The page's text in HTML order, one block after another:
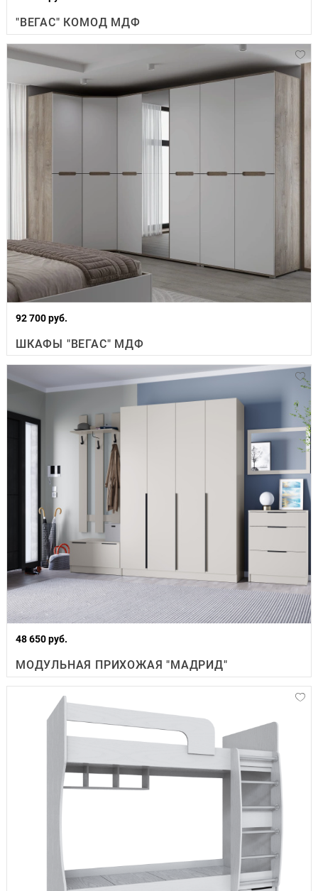
"ВЕГАС" КОМОД МДФ
92 700 руб.
ШКАФЫ "ВЕГАС" МДФ
48 650 руб.
МОДУЛЬНАЯ ПРИХОЖАЯ "МАДРИД"